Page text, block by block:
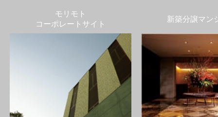
モリモト
コーポレートサイト
新築分譲マン